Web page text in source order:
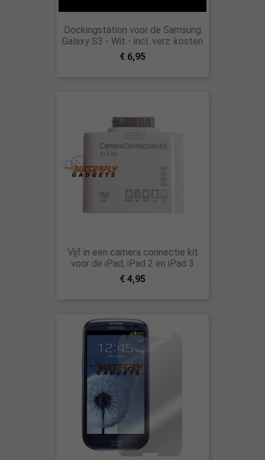
Dockingstation voor de Samsung
Galaxy S3 - Wit - incl. verz. kosten
€ 6,95
Vijf in een camera connectie kit
voor de iPad, iPad 2 en iPad 3
€ 4,95